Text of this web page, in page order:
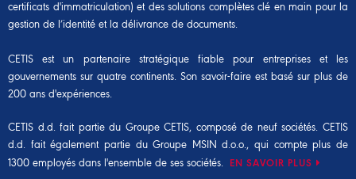
certificats d'immatriculation) et des solutions complètes clé en main pour la
gestion de l’identité et la délivrance de documents.
CETIS est un partenaire stratégique fiable pour entreprises et les
gouvernements sur quatre continents. Son savoir-faire est basé sur plus de
200 ans d'expériences.
CETIS d.d. fait partie du Groupe CETIS, composé de neuf sociétés. CETIS
d.d. fait également partie duGroupe MSIN d.o.o., qui compte plus de
1300 employés dans l'ensemble de ses sociétés. EN SAVOIR PLUS